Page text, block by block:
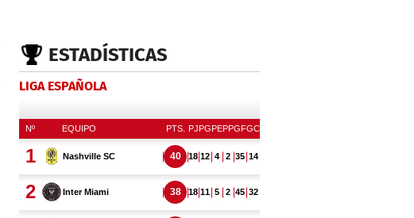
ESTADÍSTICAS
LIGA ESPAÑOLA